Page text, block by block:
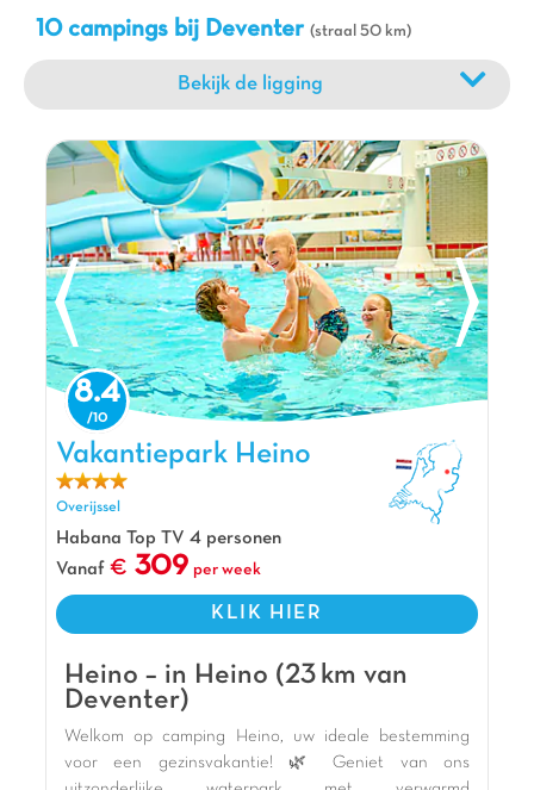
10 campings bij Deventer (straal 50 km)
Vakantiepark Heino, Vakantiepark Overijssel
8.4
Vakantiepark Heino
Overijssel
Habana Top TV 4 personen
Vanaf
309 per week
KLIK HIER
Heino – in Heino (23 km van
Deventer)
Welkom op camping Heino, uw ideale bestemming
voor een gezinsvakantie! 🌿 Geniet van ons
Bekijk de ligging